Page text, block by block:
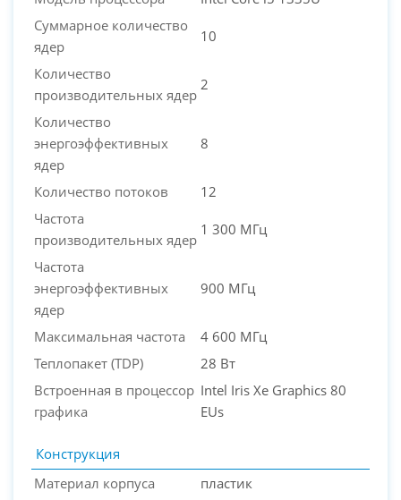
Суммарное количество
ядер
10
Количество
производительных ядер
2
Количество
энергоэффективных
ядер
8
Количество потоков
12
Частота
производительных ядер
1 300 МГц
Частота
энергоэффективных
ядер
900 МГц
Максимальная частота
4 600 МГц
Теплопакет (TDP)
28 Вт
Встроенная в процессор
графика
Intel Iris Xe Graphics 80
EUs
Конструкция
Материал корпуса
пластик